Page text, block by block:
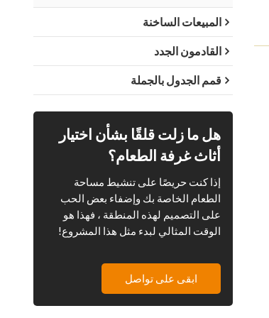
المبيعات الساخنة
القادمون الجدد
قمم الجدول بالجملة
هل ما زلت قلقًا بشأن اختيار
أثاث غرفة الطعام؟
إذا كنت حريصًا على تنشيط مساحة
الطعام الخاصة بك وإضفاء بعض الحب
على التصميم لهذه المنطقة ، فهذا هو
الوقت المثالي لبدء مثل هذا المشروع!
ابقى على تواصل